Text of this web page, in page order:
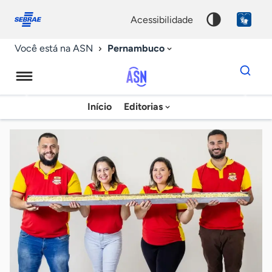
conosco
acessibilidade
Você está na ASN Pernambuco
Agência
Sebrae
Notícias
Início Editorias
Dados
para
chave